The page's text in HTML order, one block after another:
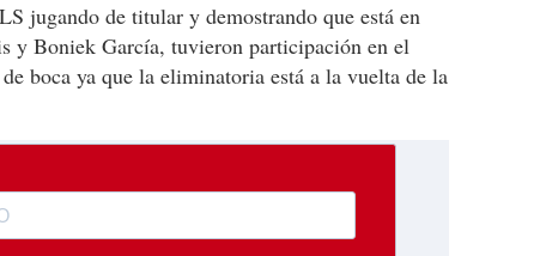
jugando de titular y demostrando que está en
y Boniek García, tuvieron participación en el
boca ya que la eliminatoria está a la vuelta de la